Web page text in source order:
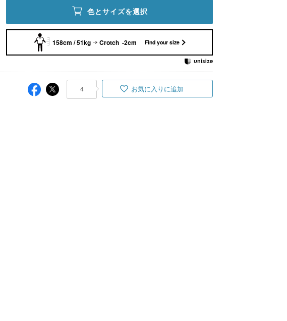
色とサイズを選択
158cm / 51kg Crotch -2cm Find your size
4 お気に入りに追加